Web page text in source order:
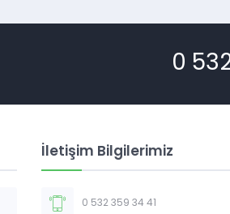
0
İletişim Bilgilerimiz
0 532 359 34 41